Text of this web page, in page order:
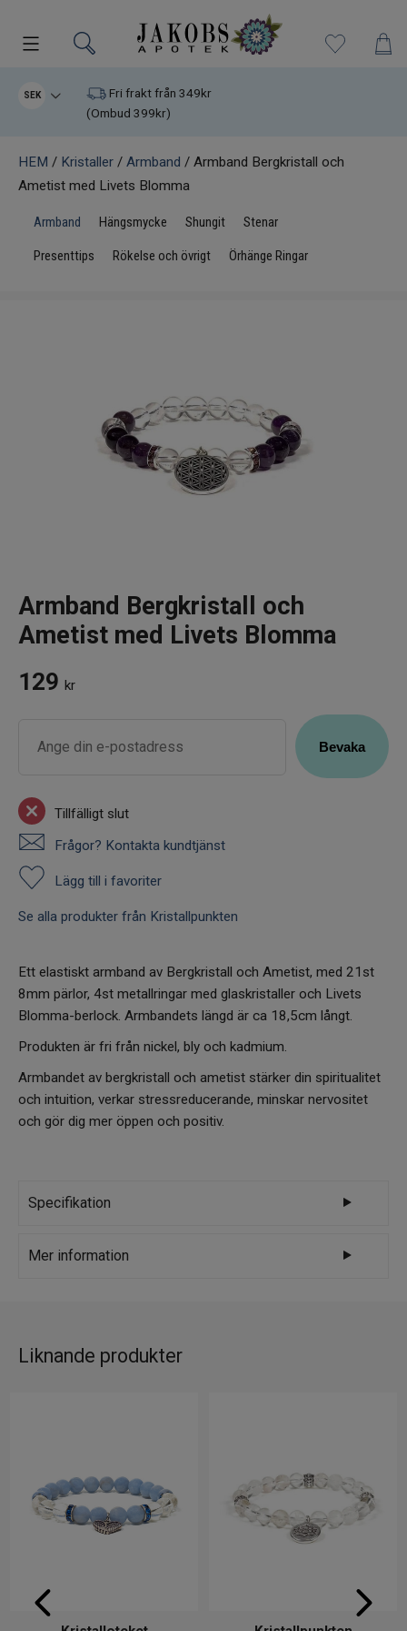
Kampanjer
Varumärken
Infrarött Ljus
Vattenrening & Övrigt
SEK
Fri frakt från 349kr
(Ombud 399kr)
HEM / Kristaller / Armband / Armband Bergkristall och
Ametist med Livets Blomma
Armband Hängsmycke Shungit Stenar
Presenttips Rökelse och övrigt Örhänge Ringar
Armband Bergkristall och
Ametist med Livets Blomma
129 kr
Tillfälligt slut
Frågor? Kontakta kundtjänst
Lägg till i favoriter
Se alla produkter från Kristallpunkten
Ett elastiskt armband av Bergkristall och Ametist, med 21st
8mm pärlor, 4st metallringar med glaskristaller och Livets
Blomma-berlock. Armbandets längd är ca 18,5cm långt.
Produkten är fri från nickel, bly och kadmium.
Armbandet av bergkristall och ametist stärker din spiritualitet
och intuition, verkar stressreducerande, minskar nervositet
och gör dig mer öppen och positiv.
Specifikation
Varumärke
Mer information
ett klart sinne samt förbättrar din
uppfattningsförmåga. Renar och stärker
andliga utveckling. Kristallen har en
mångsidig kraft som aktiverar de energier du
bäst behöver för stunden. Att dagligen ha en
Liknande produkter